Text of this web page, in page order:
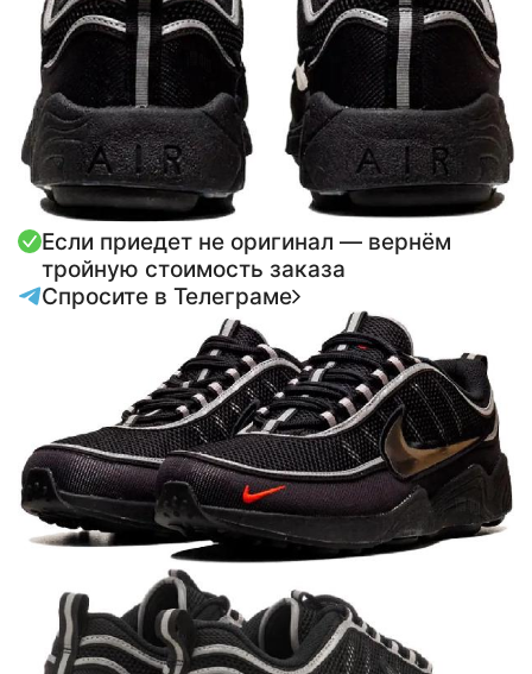
Если приедет не оригинал — вернём
тройную стоимость заказа
Спросите в Телеграме